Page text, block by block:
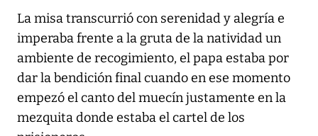
La misa transcurrió con serenidad y alegría e
imperaba frente a la gruta de la natividad un
ambiente de recogimiento, el papa estaba por
dar la bendición final cuando en ese momento
empezó el canto del muecín justamente en la
mezquita donde estaba el cartel de los